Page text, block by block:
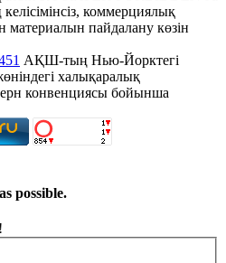
коммерциялық
материалын пайдалану көзін
АҚШ-тың Нью-Йорктегі
халықаралық
конвенциясы бойынша
possible.